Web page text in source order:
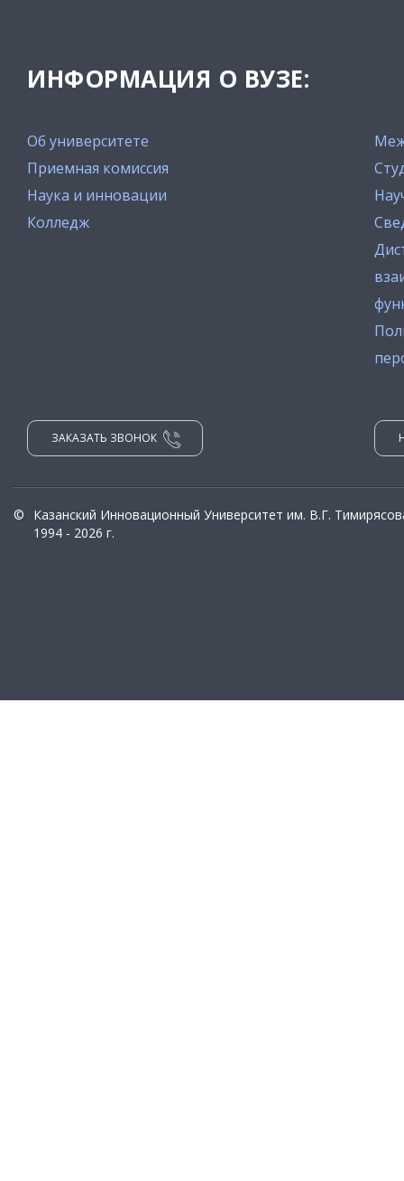
ИНФОРМАЦИЯ О ВУЗЕ:
Об университете
Приемная комиссия
Наука и инновации
Колледж
ЗАКАЗАТЬ ЗВОНОК
©
Казанский Инновационный Университет им. В.Г.
1994 - 2026 г.